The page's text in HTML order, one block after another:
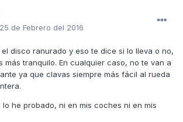
25 de Febrero del 2016
disco ranurado y eso te dice si lo lleva o no,
más tranquilo. En cualquier caso, no te van a
ya que clavas siempre más fácil al rueda
he probado, ni en mis coches ni en mis